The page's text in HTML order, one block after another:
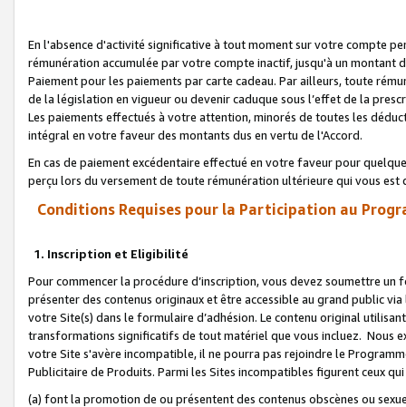
En l'absence d'activité significative à tout moment sur votre compte
rémunération accumulée par votre compte inactif, jusqu'à un montant
Paiement pour les paiements par carte cadeau. Par ailleurs, toute
de la législation en vigueur ou devenir caduque sous l’effet de la
Les paiements effectués à votre attention, minorés de toutes les
intégral en votre faveur des montants dus en vertu de l'Accord.
En cas de paiement excédentaire effectué en votre faveur pour
perçu lors du versement de toute rémunération ultérieure qui vous est
Conditions Requises pour la Participation au
1. Inscription et Eligibilité
Pour commencer la procédure d’inscription, vous devez soumettre
présenter des contenus originaux et être accessible au grand public
votre Site(s) dans le formulaire d’adhésion. Le contenu original
transformations significatifs de tout matériel que vous incluez. Nous
votre Site s'avère incompatible, il ne pourra pas rejoindre le
Publicitaire de Produits. Parmi les Sites incompatibles figurent ceux
(a) font la promotion de ou présentent des contenus obscènes ou